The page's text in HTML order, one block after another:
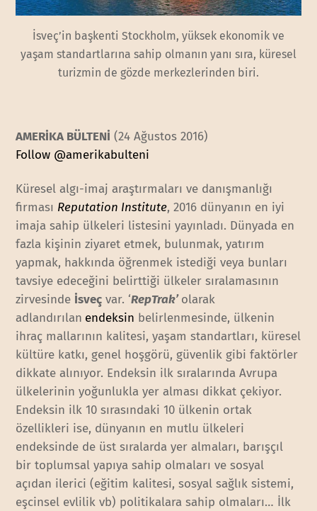
İsveç’in başkenti Stockholm, yüksek ekonomik ve
yaşam standartlarına sahip olmanın yanı sıra, küresel
turizmin de gözde merkezlerinden biri.
AMERİKA BÜLTENİ (24 Ağustos 2016)
Follow @amerikabulteni
Küresel algı-imaj araştırmaları ve danışmanlığı
firması Reputation Institute, 2016 dünyanın en iyi
imaja sahip ülkeleri listesini yayınladı. Dünyada en
fazla kişinin ziyaret etmek, bulunmak, yatırım
yapmak, hakkında öğrenmek istediği veya bunları
tavsiye edeceğini belirttiği ülkeler sıralamasının
zirvesinde İsveç var. ‘RepTrak’ olarak
adlandırılan endeksin belirlenmesinde, ülkenin
ihraç mallarının kalitesi, yaşam standartları, küresel
kültüre katkı, genel hoşgörü, güvenlik gibi faktörler
dikkate alınıyor. Endeksin ilk sıralarında Avrupa
ülkelerinin yoğunlukla yer alması dikkat çekiyor.
Endeksin ilk 10 sırasındaki 10 ülkenin ortak
özellikleri ise, dünyanın en mutlu ülkeleri
endeksinde de üst sıralarda yer almaları, barışçıl
bir toplumsal yapıya sahip olmaları ve sosyal
açıdan ilerici (eğitim kalitesi, sosyal sağlık sistemi,
eşcinsel evlilik vb) politikalara sahip olmaları… İlk